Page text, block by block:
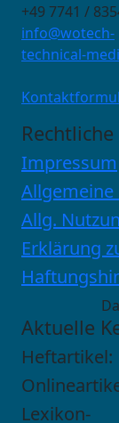
+49 7741 /
info@wotech-
technical-
Impressum
Allg.
Erklärung
Aktuelle
Heftartikel:
Lexikon-